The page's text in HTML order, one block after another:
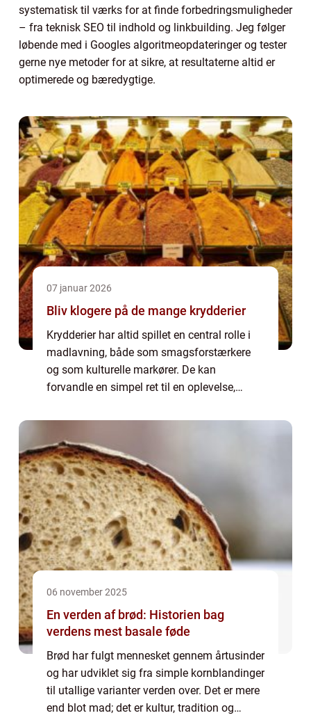
systematisk til værks for at finde forbedringsmuligheder
– fra teknisk SEO til indhold og linkbuilding. Jeg følger
løbende med i Googles algoritmeopdateringer og tester
gerne nye metoder for at sikre, at resultaterne altid er
optimerede og bæredygtige.
07 januar 2026
Bliv klogere på de mange krydderier
Krydderier har altid spillet en central rolle i
madlavning, både som smagsforstærkere
og som kulturelle markører. De kan
forvandle en simpel ret til en oplevelse,
give dig mulighed for a...
06 november 2025
En verden af brød: Historien bag
verdens mest basale føde
Brød har fulgt mennesket gennem årtusinder
og har udviklet sig fra simple kornblandinger
til utallige varianter verden over. Det er mere
end blot mad; det er kultur, tradition og